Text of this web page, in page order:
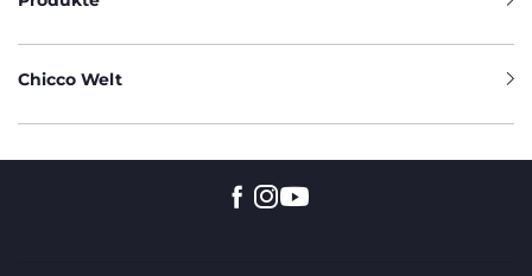
Chicco Welt